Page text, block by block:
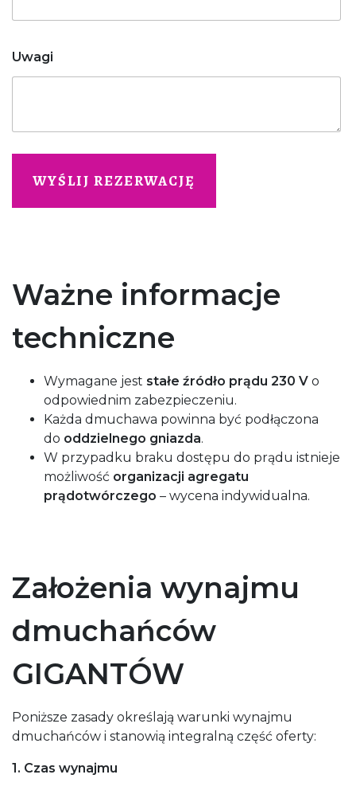
Uwagi
Ważne informacje
techniczne
Wymagane jest stałe źródło prądu 230 V o
odpowiednim zabezpieczeniu.
Każda dmuchawa powinna być podłączona
do oddzielnego gniazda.
W przypadku braku dostępu do prądu istnieje
możliwość organizacji agregatu
prądotwórczego – wycena indywidualna.
Założenia wynajmu
dmuchańców
GIGANTÓW
Poniższe zasady określają warunki wynajmu
dmuchańców i stanowią integralną część oferty:
1. Czas wynajmu